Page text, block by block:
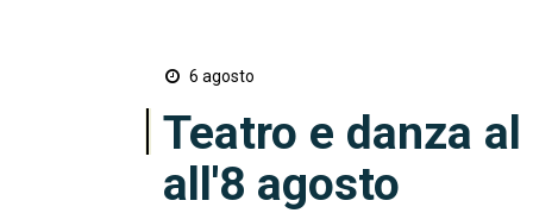
6 agosto
Teatro e danza
all'8 agosto